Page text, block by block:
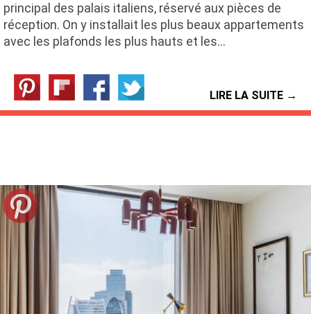
principal des palais italiens, réservé aux pièces de
réception. On y installait les plus beaux appartements
avec les plafonds les plus hauts et les…
LIRE LA SUITE →